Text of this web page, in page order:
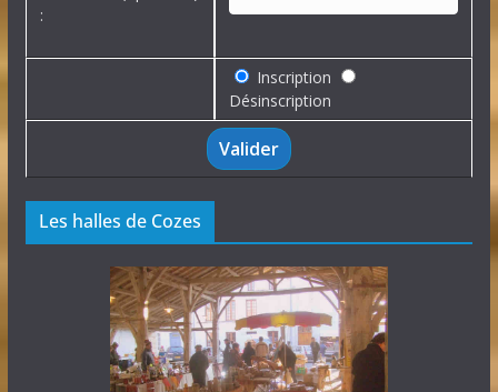
:
Inscription
Désinscription
Les halles de Cozes